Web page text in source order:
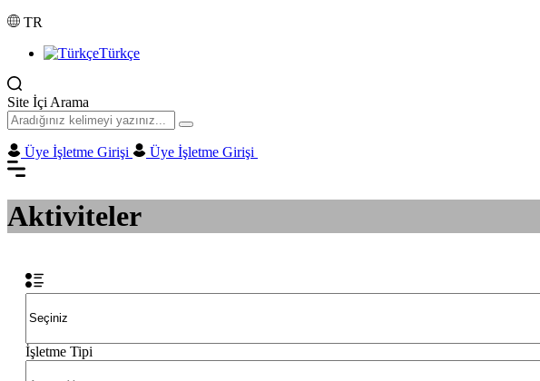
TR
Türkçe
Site İçi Arama
Üye İşletme Girişi Üye İşletme Girişi
Aktiviteler
İşletme Tipi